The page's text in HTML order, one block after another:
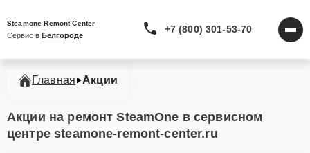
Steamone Remont Center
Сервис в Белгороде
+7 (800) 301-53-70
Главная Акции
Акции на ремонт SteamOne в сервисном
центре steamone-remont-center.ru